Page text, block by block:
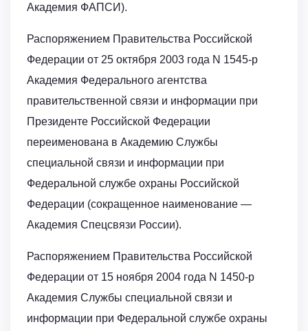
Академия ФАПСИ).
Распоряжением Правительства Российской
Федерации от 25 октября 2003 года N 1545-р
Академия Федерального агентства
правительственной связи и информации при
Президенте Российской Федерации
переименована в Академию Службы
специальной связи и информации при
Федеральной службе охраны Российской
Федерации (сокращенное наименование —
Академия Спецсвязи России).
Распоряжением Правительства Российской
Федерации от 15 ноября 2004 года N 1450-р
Академия Службы специальной связи и
информации при Федеральной службе охраны